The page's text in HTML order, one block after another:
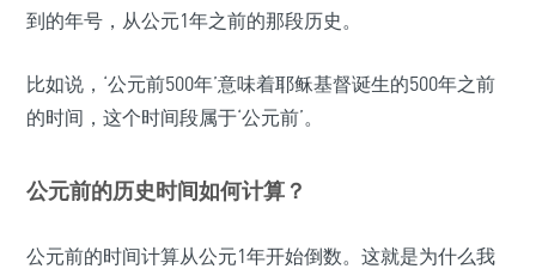
到的年号，从公元1年之前的那段历史。
比如说，‘公元前500年’意味着耶稣基督诞生的500年之前
的时间，这个时间段属于‘公元前’。
公元前的历史时间如何计算？
公元前的时间计算从公元1年开始倒数。这就是为什么我